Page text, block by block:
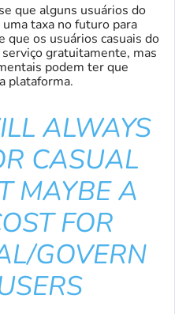
que alguns usuários do
taxa no futuro para
que os usuários casuais do
gratuitamente, mas
podem ter que
plataforma.
ALWAYS
CASUAL
MAYBE A
FOR
GOVERN